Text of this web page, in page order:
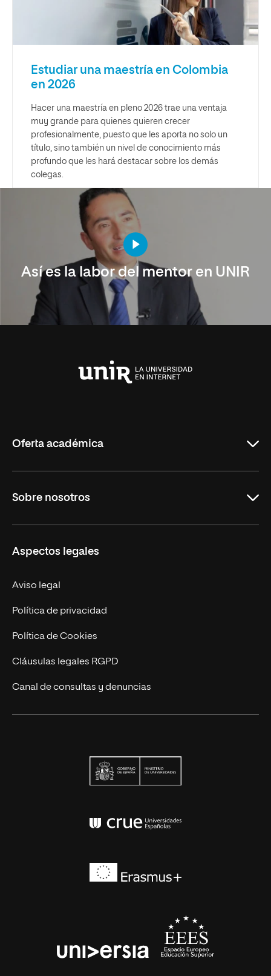
Estudiar una maestría en Colombia
en 2026
Hacer una maestría en pleno 2026 trae una ventaja
muy grande para quienes quieren crecer
profesionalmente, puesto que les aporta no solo un
título, sino también un nivel de conocimiento más
profundo que les hará destacar sobre los demás
colegas.
Así es la labor del mentor en UNIR
Oferta académica
Maestrías
Sobre nosotros
Trabaja en UNIR
Actualidad
Contacto
Aspectos legales
Aviso legal
Política de privacidad
Política de Cookies
Cláusulas legales RGPD
Canal de consultas y denuncias
Conferencia de
universia